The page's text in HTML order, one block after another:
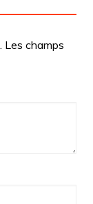
Les champs